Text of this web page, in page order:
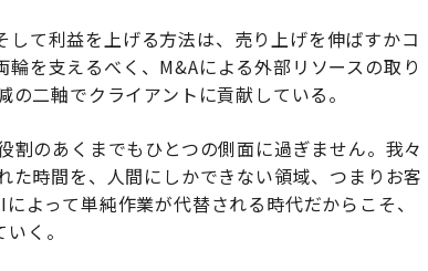
て利益を上げる方法は、売り上げを伸ばすかコ
を支えるべく、M&Aによる外部リソースの取り
二軸でクライアントに貢献している。
割のあくまでもひとつの側面に過ぎません。我々
時間を、人間にしかできない領域、つまりお客
よって単純作業が代替される時代だからこそ、
く。